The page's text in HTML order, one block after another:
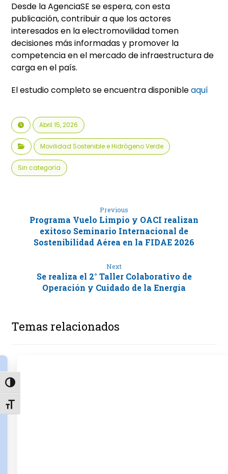
Alternar alto contraste
Alternar tamaño de letra
Desde la AgenciaSE se espera, con esta
publicación, contribuir a que los actores
interesados en la electromovilidad tomen
decisiones más informadas y promover la
competencia en el mercado de infraestructura de
carga en el país.
El estudio completo se encuentra disponibleaquí
Abril 15, 2026
Movilidad Sostenible e Hidrógeno Verde
Sin categoría
Previous
Programa Vuelo Limpio y OACI realizan
exitoso Seminario Internacional de
Sostenibilidad Aérea en la FIDAE 2026
Next
Se realiza el 2° Taller Colaborativo de
Operación y Cuidado de la Energía
Temas relacionados